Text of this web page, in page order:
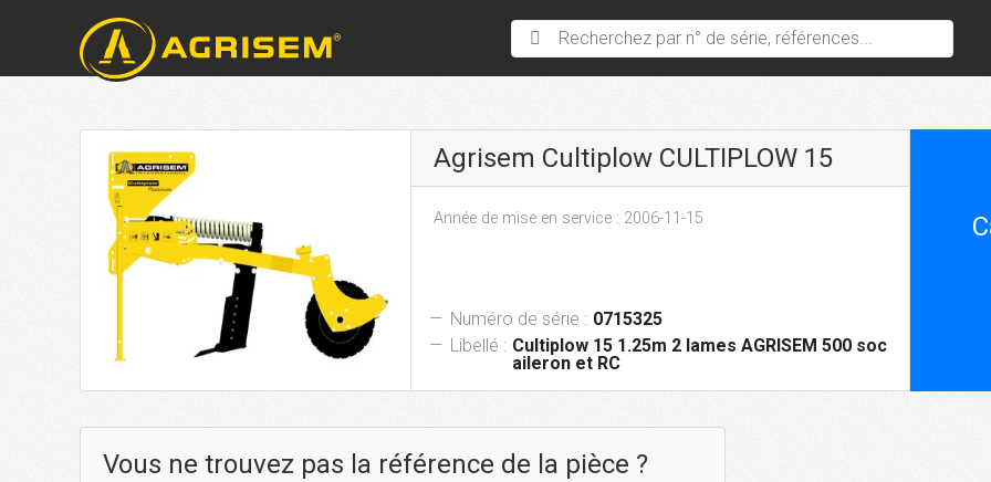
Recherchez par n° de série, références...
Agrisem Cultiplow CULTIPLOW 15
Année de mise en service : 2006-11-15
Numéro de série : 0715325
Libellé : Cultiplow 15 1.25m 2 lames AGRISEM 500 soc
aileron et RC
Vous ne trouvez pas la référence de la pièce ?